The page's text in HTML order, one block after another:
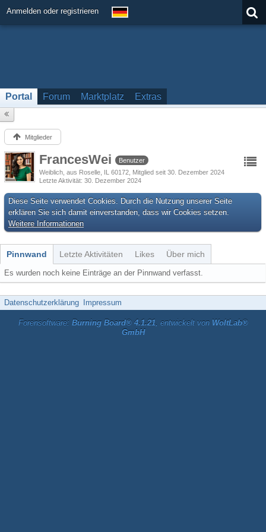
Anmelden oder registrieren
Portal Forum Marktplatz Extras
Mitglieder
FrancesWei
Benutzer
Weiblich aus Roselle, IL 60172 Mitglied seit 30. Dezember 2024
Letzte Aktivität 30. Dezember 2024
Diese Seite verwendet Cookies. Durch die Nutzung unserer Seite
erklären Sie sich damit einverstanden, dass wir Cookies setzen.
Weitere Informationen
Pinnwand Letzte Aktivitäten Likes Über mich
Es wurden noch keine Einträge an der Pinnwand verfasst.
Datenschutzerklärung Impressum
Forensoftware: Burning Board® 4.1.21, entwickelt von WoltLab®
GmbH